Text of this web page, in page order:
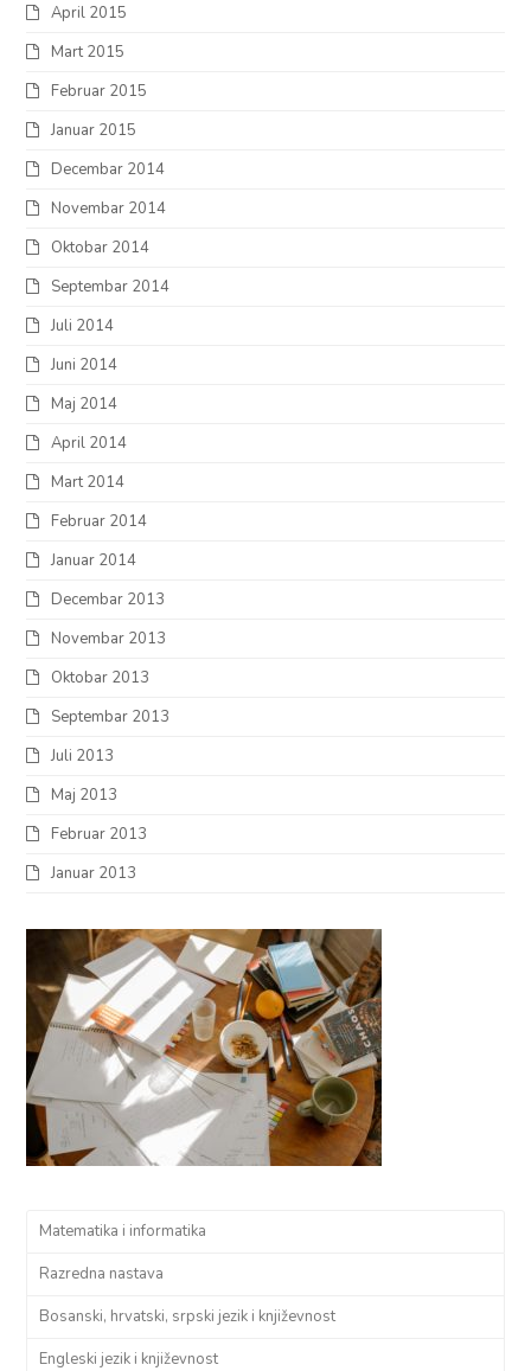
April 2015
Mart 2015
Februar 2015
Januar 2015
Decembar 2014
Novembar 2014
Oktobar 2014
Septembar 2014
Juli 2014
Juni 2014
Maj 2014
April 2014
Mart 2014
Februar 2014
Januar 2014
Decembar 2013
Novembar 2013
Oktobar 2013
Septembar 2013
Juli 2013
Maj 2013
Februar 2013
Januar 2013
Matematika i informatika
Razredna nastava
Bosanski, hrvatski, srpski jezik i književnost
Engleski jezik i književnost